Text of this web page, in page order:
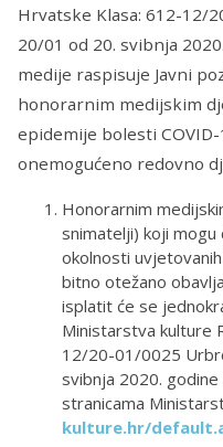
Hrvatske Klasa: 612-12/
20/01 od 20. svibnja
medije raspisuje Javni
honorarnim medijskim
epidemije bolesti
onemogućeno redovno
Honorarnim
snimatelji) koji
okolnosti
bitno otežano
isplatit će se
Ministarstva kulture
12/20-01/0025
svibnja 2020.
stranicama
kulture.hr/